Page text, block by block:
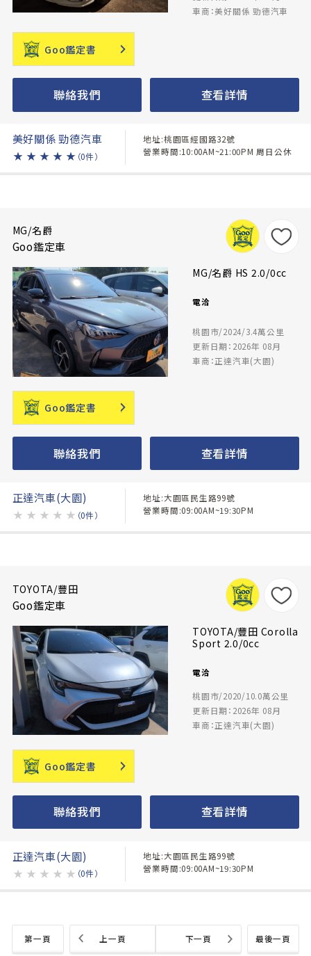
車商：美好關係 勁德汽車
Goo鑑定書
聯絡我們 查看詳情
美好關係 勁德汽車
★ ★ ★ ★ ★ （0件）
地址:桃園區經國路32號
營業時間:10:00AM~21:00PM 周日公休
MG/名爵
Goo鑑定車
MG/名爵 HS 2.0/0cc
電洽
桃園市/2024/3.4萬公里
更新日期：2026年 08月
車商：正達汽車(大園)
Goo鑑定書
聯絡我們 查看詳情
正達汽車(大園)
★ ★ ★ ★ ★ （0件）
地址:大園區民生路99號
營業時間:09:00AM~19:30PM
TOYOTA/豐田
Goo鑑定車
TOYOTA/豐田 Corolla
Sport 2.0/0cc
電洽
桃園市/2020/10.0萬公里
更新日期：2026年 08月
車商：正達汽車(大園)
Goo鑑定書
聯絡我們 查看詳情
正達汽車(大園)
★ ★ ★ ★ ★ （0件）
地址:大園區民生路99號
營業時間:09:00AM~19:30PM
第一頁 最後一頁
上一頁 下一頁